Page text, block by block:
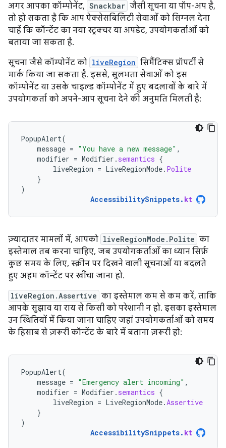
अगर आपका कॉम्पोनेंट, Snackbar जैसी सूचना या पॉप-अप है,
तो हो सकता है कि आप ऐक्सेसबिलिटी सेवाओं को सिग्नल देना
चाहें कि कॉन्टेंट का नया स्ट्रक्चर या अपडेट, उपयोगकर्ताओं को
बताया जा सकता है.
सूचना जैसे कॉम्पोनेंट को liveRegion सिमैंटिक्स प्रॉपर्टी से
मार्क किया जा सकता है. इससे, सुलभता सेवाओं को इस
कॉम्पोनेंट या उसके चाइल्ड कॉम्पोनेंट में हुए बदलावों के बारे में
उपयोगकर्ता को अपने-आप सूचना देने की अनुमति मिलती है:
PopupAlert(
message = "You have a new message" ,
modifier = Modifier . semantics {
liveRegion = LiveRegionMode. Polite
}
)
AccessibilitySnippets. kt
ज़्यादातर मामलों में, आपको liveRegionMode.Polite का
इस्तेमाल तब करना चाहिए, जब उपयोगकर्ताओं का ध्यान सिर्फ़
कुछ समय के लिए, स्क्रीन पर दिखने वाली सूचनाओं या बदलते
हुए अहम कॉन्टेंट पर खींचा जाना हो.
liveRegion.Assertive का इस्तेमाल कम से कम करें, ताकि
आपके सुझाव या राय से किसी को परेशानी न हो. इसका इस्तेमाल
उन स्थितियों में किया जाना चाहिए जहां उपयोगकर्ताओं को समय
के हिसाब से ज़रूरी कॉन्टेंट के बारे में बताना ज़रूरी हो:
PopupAlert(
message = "Emergency alert incoming" ,
modifier = Modifier . semantics {
liveRegion = LiveRegionMode. Assertive
}
)
AccessibilitySnippets. kt